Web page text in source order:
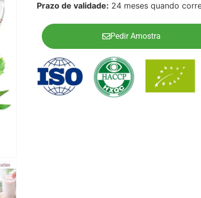
Prazo de validade: 24 meses quando
Pedir Amostra